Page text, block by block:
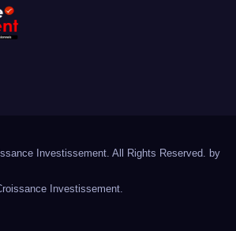
Investissement. All Rights Reserved. by
Investissement.